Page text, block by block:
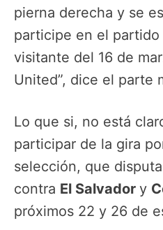
pierna derecha y se
participe en el
visitante del 16 de
United”, dice el parte
Lo que si, no está
participar de la gira
selección, que
contra El Salvador y
próximos 22 y 26 de